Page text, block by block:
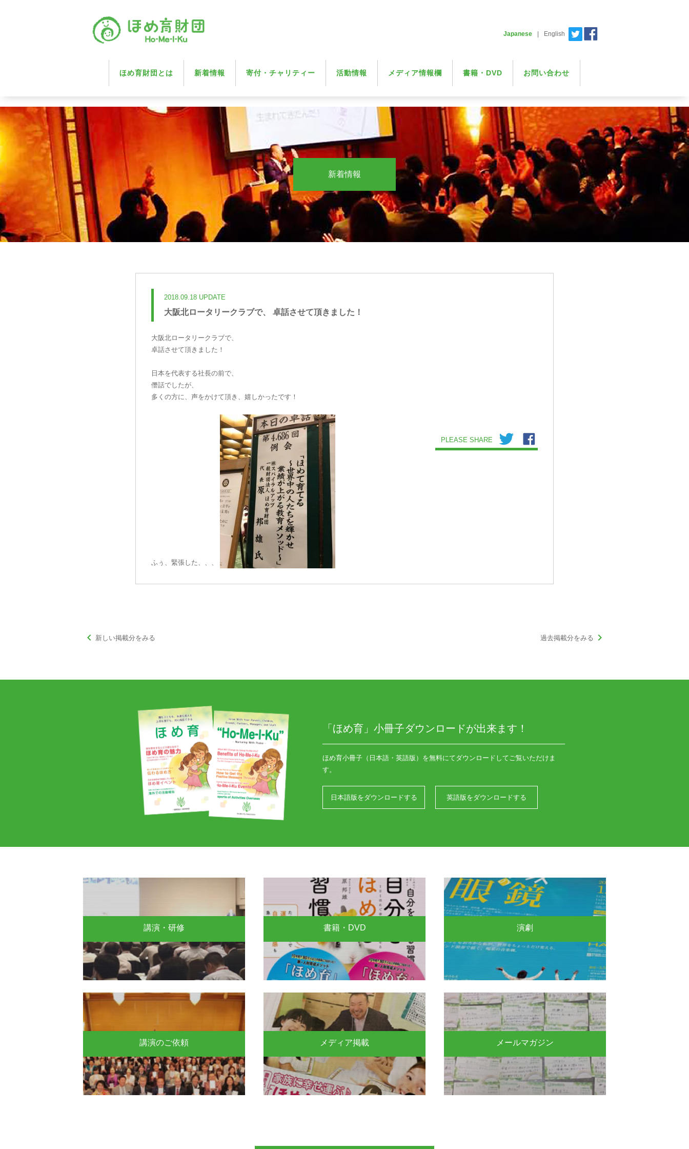
Japanese English
ほめ育財団とは 新着情報 寄付・チャリティー 活動情報 メディア情報欄 書籍・DVD お問い合わせ
新着情報
2018.09.18 UPDATE
大阪北ロータリークラブで、 卓話させて頂きました！
大阪北ロータリークラブで、
卓話させて頂きました！
日本を代表する社長の前で、
僭話でしたが、
多くの方に、声をかけて頂き、嬉しかったです！
ふぅ、緊張した、、、
PLEASE SHARE
keyboard_arrow_left 新しい掲載分をみる 過去掲載分をみる keyboard_arrow_right
「ほめ育」小冊子ダウンロードが出来ます！
ほめ育小冊子（日本語・英語版）を無料にてダウンロードしてご覧いただけま
す。
日本語版をダウンロードする 英語版をダウンロードする
講演・研修 書籍・DVD 演劇
講演のご依頼 メディア掲載 メールマガジン